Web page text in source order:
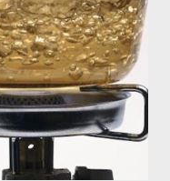
vô phạt” dưới đây
của bạn ngày càng
nhiều lần Việc đun sôi
các chất độc hại mà
học không tốt cho
thường có chứa hàm
XEM THÊM »